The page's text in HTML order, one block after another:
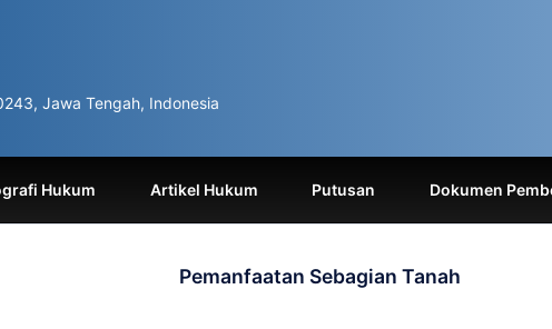
Jawa Tengah, Indonesia
Hukum Artikel Hukum Putusan Dokumen
Pemanfaatan Sebagian Tanah